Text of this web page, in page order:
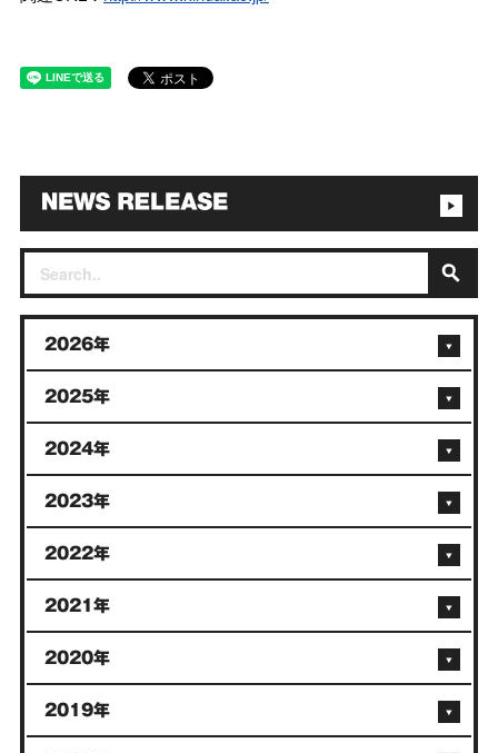
2026年
2025年
2024年
2023年
2022年
2021年
2020年
2019年